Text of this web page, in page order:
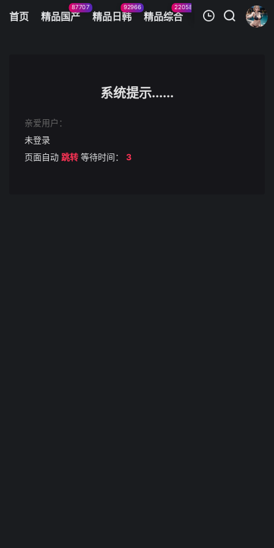
首页 精品国产
87707
精品日韩
92966
精品综合
22058
火辣美图 今日
清空
系统提示......
亲爱用户：
未登录
页面自动 跳转 等待时间： 3